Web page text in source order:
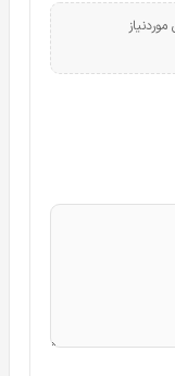
رزولوشن پیش فرض
پنج
فریم ریت ۲۵ می باشد. یعنی این دوربین
دوربین را به یکی از رزولوشن های ۴ مگاپیکسل و ۲ مگاپیکسل با
اصلی امکان پذیر